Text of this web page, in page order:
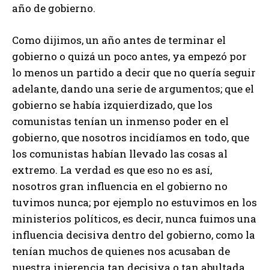
año de gobierno.
Como dijimos, un año antes de terminar el
gobierno o quizá un poco antes, ya empezó por
lo menos un partido a decir que no quería seguir
adelante, dando una serie de argumentos; que el
gobierno se había izquierdizado, que los
comunistas tenían un inmenso poder en el
gobierno, que nosotros incidíamos en todo, que
los comunistas habían llevado las cosas al
extremo. La verdad es que eso no es así,
nosotros gran influencia en el gobierno no
tuvimos nunca; por ejemplo no estuvimos en los
ministerios políticos, es decir, nunca fuimos una
influencia decisiva dentro del gobierno, como la
tenían muchos de quienes nos acusaban de